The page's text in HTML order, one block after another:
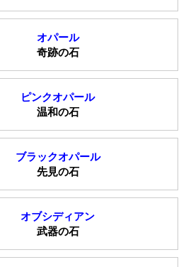
オパール
奇跡の石
ピンクオパール
温和の石
ブラックオパール
先見の石
オブシディアン
武器の石